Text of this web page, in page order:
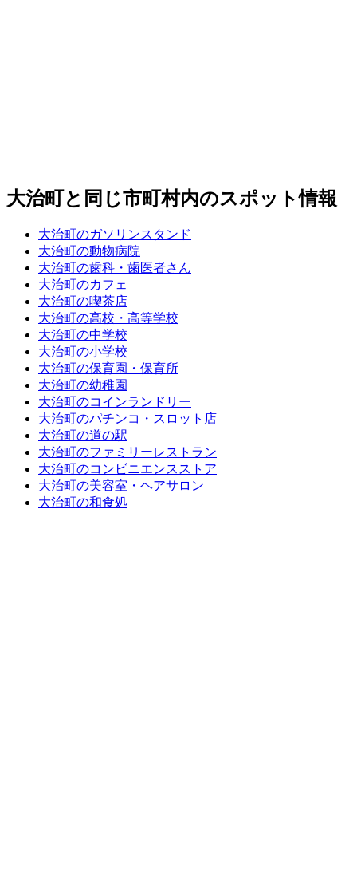
大治町と同じ市町村内のスポット情報
大治町のガソリンスタンド
大治町の動物病院
大治町の歯科・歯医者さん
大治町のカフェ
大治町の喫茶店
大治町の高校・高等学校
大治町の中学校
大治町の小学校
大治町の保育園・保育所
大治町の幼稚園
大治町のコインランドリー
大治町のパチンコ・スロット店
大治町の道の駅
大治町のファミリーレストラン
大治町のコンビニエンスストア
大治町の美容室・ヘアサロン
大治町の和食処